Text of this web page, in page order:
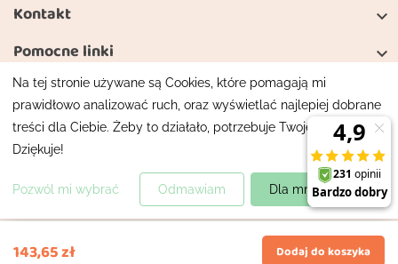
143,65 zł Dodaj do koszyka
Kontakt 
Pomocne linki 
Moje konto
Wszelkie prawa zastrzeżone
Mapa strony
Projekt i wykonanie XIRshop.pl
Na tej stronie używane są Cookies, które pomagają mi
prawidłowo analizować ruch, oraz wyświetlać najlepiej dobrane
treści dla Ciebie. Żeby to działało, potrzebuje Twojej zgody.
Dziękuje!
Pozwól mi wybrać Odmawiam Dla mnie super!